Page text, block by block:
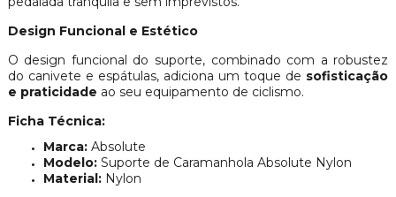
Design Funcional e Estético
O design funcional do suporte, combinado com a robustez
do canivete e espátulas, adiciona um toque de sofisticação
e praticidade ao seu equipamento de ciclismo.
Ficha Técnica:
Marca:Absolute
Modelo:Suporte de Caramanhola Absolute Nylon
Material:Nylon